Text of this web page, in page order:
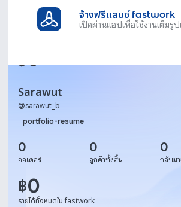
จ้างฟรีแลนซ์ fastwork
เปิดผ่านแอปเพื่อใช้งานเต็มรู
Sarawut
@sarawut_b
portfolio-resume
0
ออเดอร์
0
ลูกค้าทั้งสิ้น
0
กลับมา
฿0
รายได้ทั้งหมดใน fastwork